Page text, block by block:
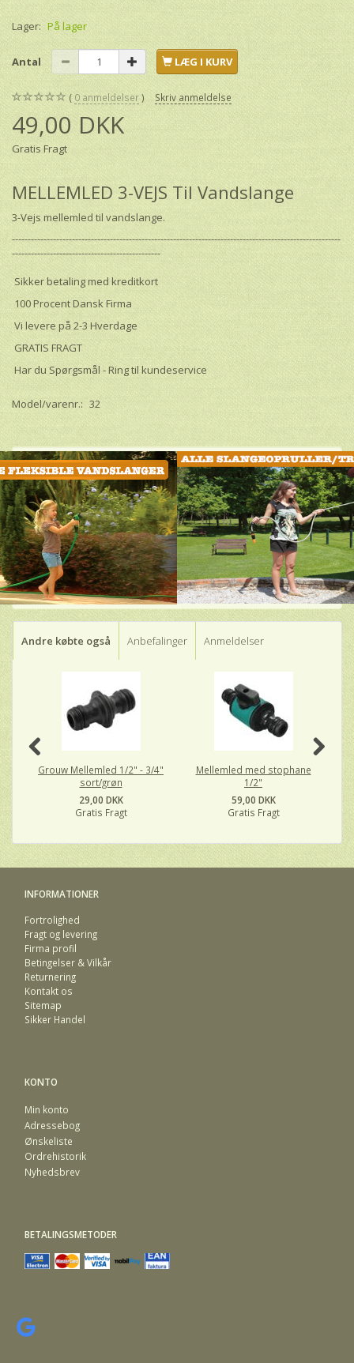
Lager: På lager
Antal LÆG I KURV
0 anmeldelser Skriv anmeldelse
49,00 DKK
Gratis Fragt
MELLEMLED 3-VEJS Til Vandslange
3-Vejs mellemled til vandslange.
--------------------------------------------------------------------------------------------------------
-----------------------------------------------
Sikker betaling med kreditkort
100 Procent Dansk Firma
Vi levere på 2-3 Hverdage
GRATIS FRAGT
Har du Spørgsmål - Ring til kundeservice
Model/varenr.: 32
Andre købte også Anbefalinger Anmeldelser
Grouw Mellemled 1/2" - 3/4"
sort/grøn
29,00 DKK
Gratis Fragt
Mellemled med stophane
1/2"
59,00 DKK
Gratis Fragt
INFORMATIONER
Fortrolighed
Fragt og levering
Firma profil
Betingelser & Vilkår
Returnering
Kontakt os
Sitemap
Sikker Handel
KONTO
Min konto
Adressebog
Ønskeliste
Ordrehistorik
Nyhedsbrev
BETALINGSMETODER